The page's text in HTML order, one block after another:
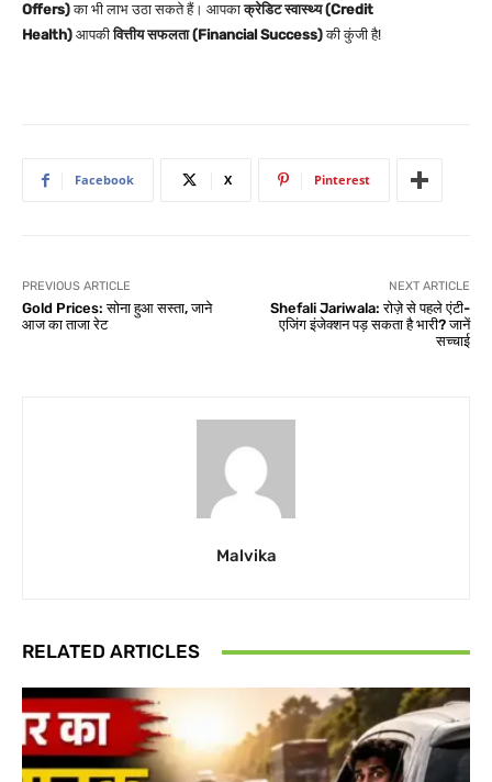
Offers)का भी लाभ उठा सकते हैं। आपकाक्रेडिट स्वास्थ्य (Credit
Health) आपकीवित्तीय सफलता (Financial Success)की कुंजी है!
Facebook X Pinterest
PREVIOUS ARTICLE
Gold Prices: सोना हुआ सस्ता, जाने
आज का ताजा रेट
NEXT ARTICLE
Shefali Jariwala: रोज़े से पहले एंटी-
एजिंग इंजेक्शन पड़ सकता है भारी? जानें
सच्चाई
Malvika
RELATED ARTICLES